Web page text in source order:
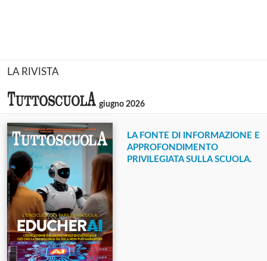
LA RIVISTA
giugno 2026
LA FONTE DI INFORMAZIONE E
APPROFONDIMENTO
PRIVILEGIATA SULLA SCUOLA.